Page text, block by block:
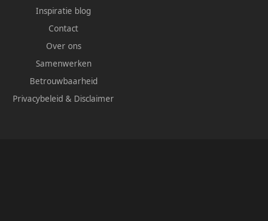
Inspiratie blog
Contact
Over ons
Samenwerken
Betrouwbaarheid
Privacybeleid & Disclaimer